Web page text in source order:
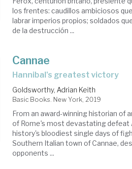
los frentes: caudillos ambiciosos
labrar imperios propios; soldados
de la destrucción ...
Cannae
Hannibal's greatest victory
Goldsworthy, Adrian Keith
Basic Books. New York, 2019
From an award-winning historian
of Rome's most devastating defeat
history's bloodiest single days of
Southern Italian town of Cannae,
opponents ...